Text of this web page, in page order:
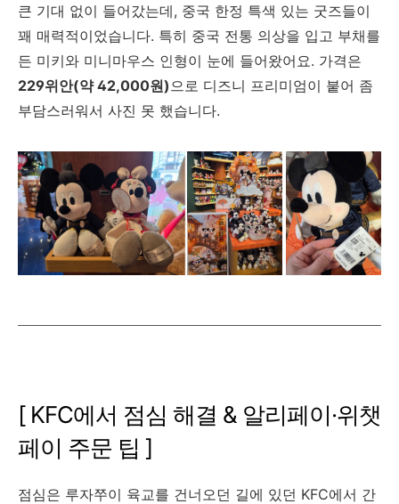
큰 기대 없이 들어갔는데, 중국 한정 특색 있는 굿즈들이
꽤 매력적이었습니다. 특히 중국 전통 의상을 입고 부채를
든 미키와 미니마우스 인형이 눈에 들어왔어요. 가격은
229위안(약 42,000원)으로 디즈니 프리미엄이 붙어 좀
부담스러워서 사진 못 했습니다.
[ KFC에서 점심 해결 & 알리페이·위챗
페이 주문 팁 ]
점심은 루자쭈이 육교를 건너오던 길에 있던 KFC에서 간